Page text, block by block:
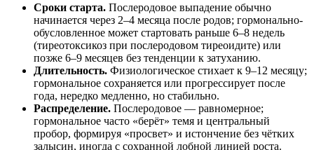
Сроки старта. Послеродовое выпадение обычно
начинается через 2–4 месяца после родов; гормонально-
обусловленное может стартовать раньше 6–8 недель
(тиреотоксикоз при послеродовом тиреоидите) или
позже 6–9 месяцев без тенденции к затуханию.
Длительность. Физиологическое стихает к 9–12 месяцу;
гормональное сохраняется или прогрессирует после
года, нередко медленно, но стабильно.
Распределение. Послеродовое — равномерное;
гормональное часто «берёт» темя и центральный
пробор, формируя «просвет» и истончение без чётких
залысин, иногда с сохранной лобной линией роста.